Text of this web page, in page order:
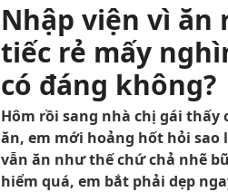
Nhập viện vì
tiếc rẻ mấy
có đáng không?
Hôm rồi sang nhà chị gái
ăn, em mới hoảng hốt hỏi
vẫn ăn như thế chứ chả nhẽ
hiểm quá, em bắt phải dẹp